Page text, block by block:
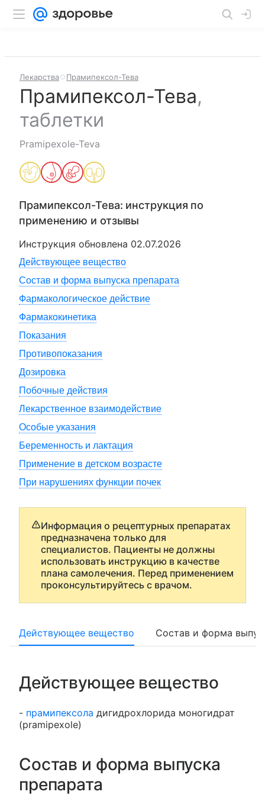
Лекарства Прамипексол-Тева
Прамипексол-Тева,
таблетки
Pramipexole-Teva
Прамипексол-Тева: инструкция по
применению и отзывы
Инструкция обновлена 02.07.2026
Действующее вещество
Состав и форма выпуска препарата
Фармакологическое действие
Фармакокинетика
Показания
Противопоказания
Дозировка
Побочные действия
Лекарственное взаимодействие
Особые указания
Беременность и лактация
Применение в детском возрасте
При нарушениях функции почек
Информация о рецептурных препаратах
предназначена только для
специалистов. Пациенты не должны
использовать инструкцию в качестве
плана самолечения. Перед применением
проконсультируйтесь с врачом.
Действующее вещество Состав и форма
Действующее вещество
- прамипексола дигидрохлорида моногидрат
(pramipexole)
Состав и форма выпуска
препарата